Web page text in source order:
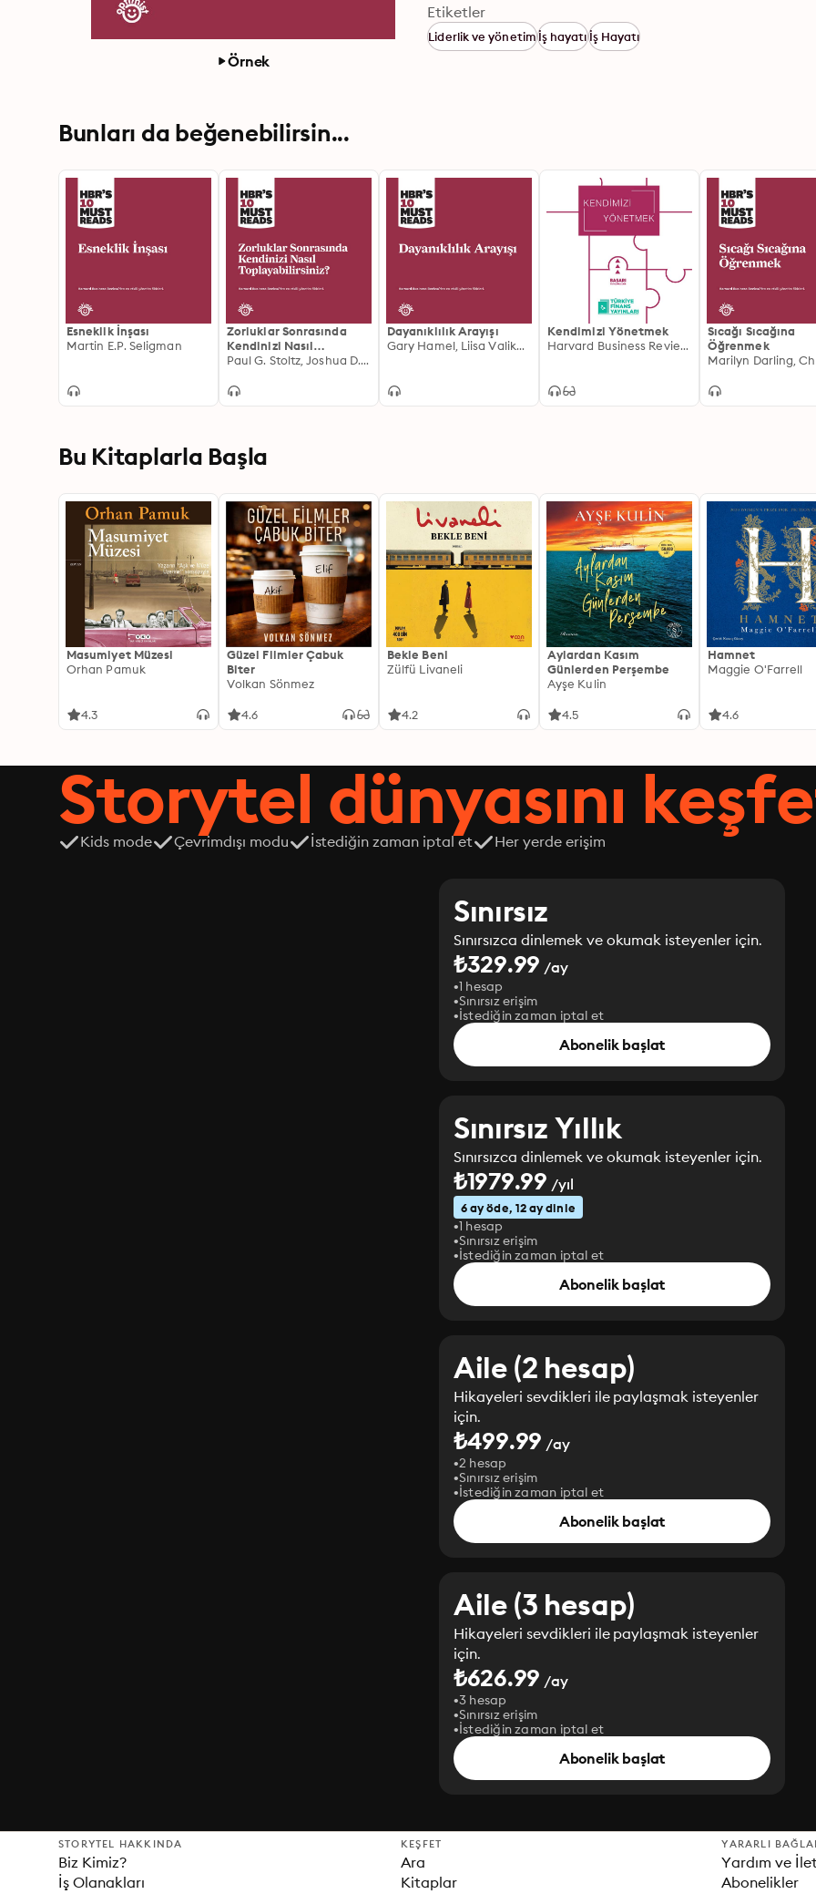
Örnek
Etiketler
Liderlik ve yönetimİş hayatıİş Hayatı
Bunları da beğenebilirsin...
Esneklik İnşası
Martin E.P. Seligman
Zorluklar Sonrasında
Kendinizi Nasıl
Toplayabilirsiniz?
Paul G. Stoltz, Joshua D. Margolis
Dayanıklılık Arayışı
Gary Hamel, Liisa Valikangas
Kendimizi Yönetmek
Harvard Business Review Press
Sıcağı Sıcağına
Öğrenmek
Bu Kitaplarla Başla
Masumiyet Müzesi
Orhan Pamuk
4.3
Güzel Filmler Çabuk
Biter
Volkan Sönmez
4.6
Bekle Beni
Zülfü Livaneli
4.2
Aylardan Kasım
Günlerden Perşembe
Ayşe Kulin
4.5
Hamnet
Maggie O'Farrell
4.6
Storytel dünyasını
Kids mode Çevrimdışı modu İstediğin zaman iptal et Her yerde erişim
Sınırsız
Sınırsızca dinlemek ve okumak isteyenler için.
₺329.99 /ay
1 hesap
Sınırsız erişim
İstediğin zaman iptal et
Abonelik başlat
Sınırsız Yıllık
Sınırsızca dinlemek ve okumak isteyenler için.
₺1979.99 /yıl
6 ay öde, 12 ay dinle
1 hesap
Sınırsız erişim
İstediğin zaman iptal et
Abonelik başlat
Aile (2 hesap)
Hikayeleri sevdikleri ile paylaşmak isteyenler
için.
₺499.99 /ay
2 hesap
Sınırsız erişim
İstediğin zaman iptal et
Abonelik başlat
Aile (3 hesap)
Hikayeleri sevdikleri ile paylaşmak isteyenler
için.
₺626.99 /ay
3 hesap
Sınırsız erişim
İstediğin zaman iptal et
Abonelik başlat
STORYTEL HAKKINDA
Biz Kimiz?
İş Olanakları
KEŞFET
Ara
Kitaplar
YARARLI
Yardım ve
Abonelikler